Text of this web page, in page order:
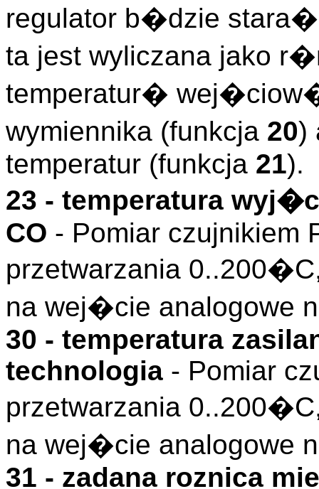
regulator b�dzie
ta jest wyliczana jako
temperatur�
wymiennika (funkcja 20)
temperatur (funkcja 21).
23 - temperatura
CO - Pomiar czujnikiem
przetwarzania
na wej�cie analogowe
30 - temperatura
technologia - Pomiar
przetwarzania
na wej�cie analogowe
31 - zadana roznica